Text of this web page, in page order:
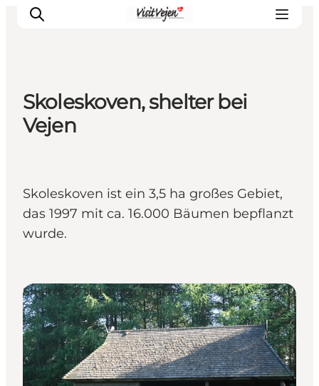
Restaurants
Schlafen
Events
Explore
Skoleskoven, shelter bei
Vejen
Skoleskoven ist ein 3,5 ha großes Gebiet,
das 1997 mit ca. 16.000 Bäumen bepflanzt
wurde.
Shelters & Naturlagerplätze